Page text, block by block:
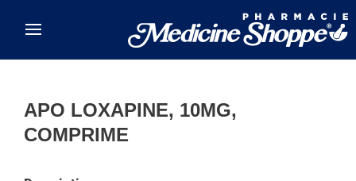
APO LOXAPINE, 10MG,
COMPRIME